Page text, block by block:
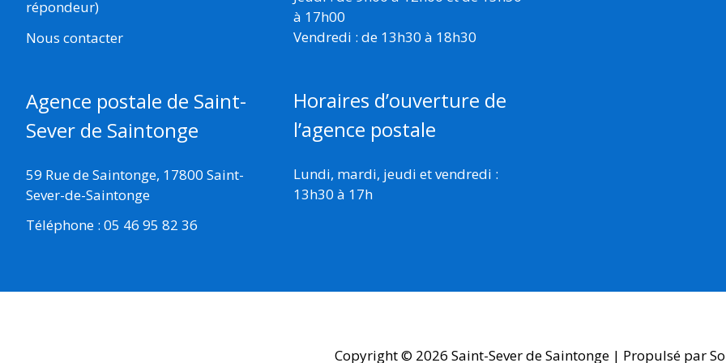
répondeur)
Nous contacter
Agence postale de Saint-
Sever de Saintonge
59 Rue de Saintonge, 17800 Saint-
Sever-de-Saintonge
Téléphone : 05 46 95 82 36
à 17h00
Vendredi : de 13h30 à 18h30
Horaires d’ouverture de
l’agence postale
Lundi, mardi, jeudi et vendredi :
13h30 à 17h
Copyright © 2026 Saint-Sever de Saintonge | Propulsé par